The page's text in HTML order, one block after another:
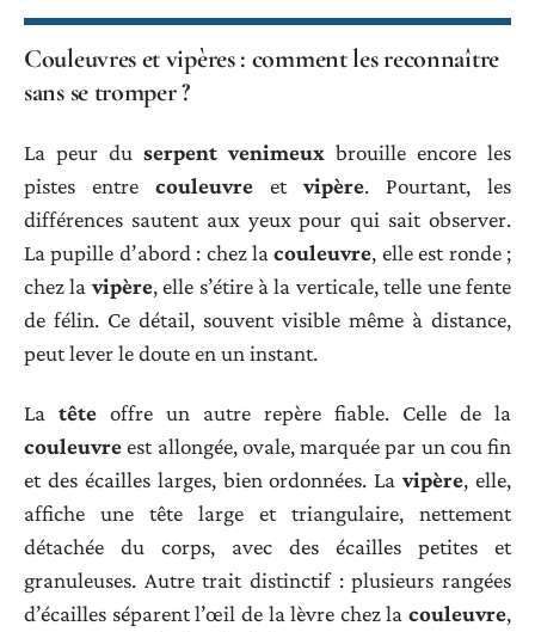
Couleuvres et vipères : comment les reconnaître
sans se tromper ?
La peur du serpent venimeux brouille encore les
pistes entre couleuvre et vipère. Pourtant, les
différences sautent aux yeux pour qui sait observer.
La pupille d’abord : chez lacouleuvre, elle est ronde ;
chez la vipère, elle s’étire à la verticale, telle une fente
de félin. Ce détail, souvent visible même à distance,
peut lever le doute en un instant.
La tête offre un autre repère fiable. Celle de la
couleuvreest allongée, ovale, marquée par un cou fin
et des écailles larges, bien ordonnées. Lavipère, elle,
affiche une tête large et triangulaire, nettement
détachée du corps, avec des écailles petites et
granuleuses. Autre trait distinctif : plusieurs rangées
d’écailles séparent l’œil de la lèvre chez la couleuvre,